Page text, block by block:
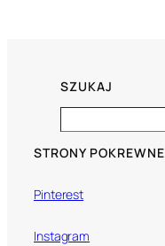
SZUKAJ
STRONY POKREWNE
Pinterest
Instagram